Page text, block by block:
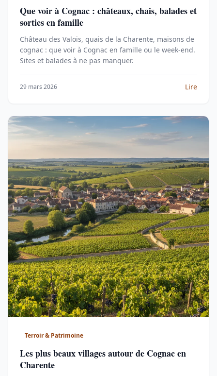
Que voir à Cognac : châteaux, chais, balades et
sorties en famille
Château des Valois, quais de la Charente, maisons de
cognac : que voir à Cognac en famille ou le week-end.
Sites et balades à ne pas manquer.
29 mars 2026 Lire
Terroir & Patrimoine
Les plus beaux villages autour de Cognac en
Charente